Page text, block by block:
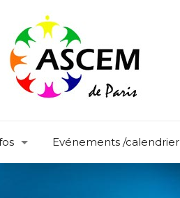
Evénements /calendrier